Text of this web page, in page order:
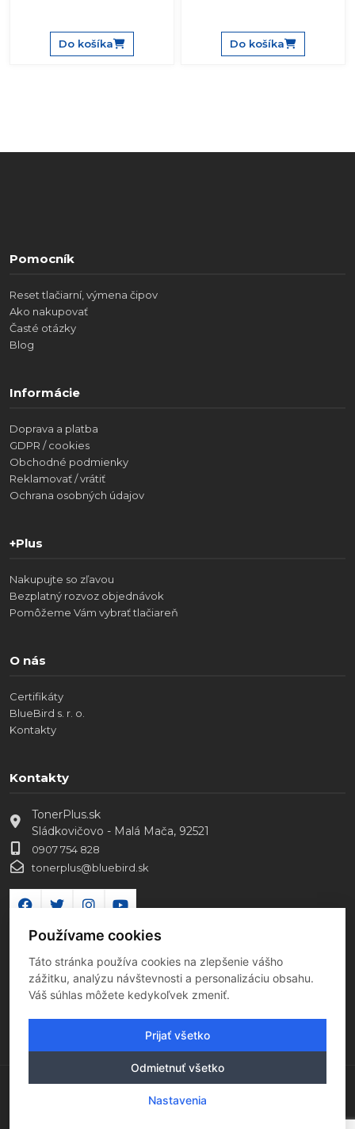
Do košíka Do košíka
Pomocník
Reset tlačiarní, výmena čipov
Ako nakupovať
Časté otázky
Blog
Informácie
Doprava a platba
GDPR / cookies
Obchodné podmienky
Reklamovať / vrátiť
Ochrana osobných údajov
+Plus
Nakupujte so zľavou
Bezplatný rozvoz objednávok
Pomôžeme Vám vybrať tlačiareň
O nás
Certifikáty
BlueBird s. r. o.
Kontakty
Kontakty
TonerPlus.sk
Sládkovičovo - Malá Mača, 92521
0907 754 828
tonerplus@bluebird.sk
Copyright 2026 Všetky práva vyhradené
Používame cookies
Táto stránka používa cookies na zlepšenie vášho
zážitku, analýzu návštevnosti a personalizáciu obsahu.
Váš súhlas môžete kedykoľvek zmeniť.
Prijať všetko
Odmietnuť všetko
Nastavenia